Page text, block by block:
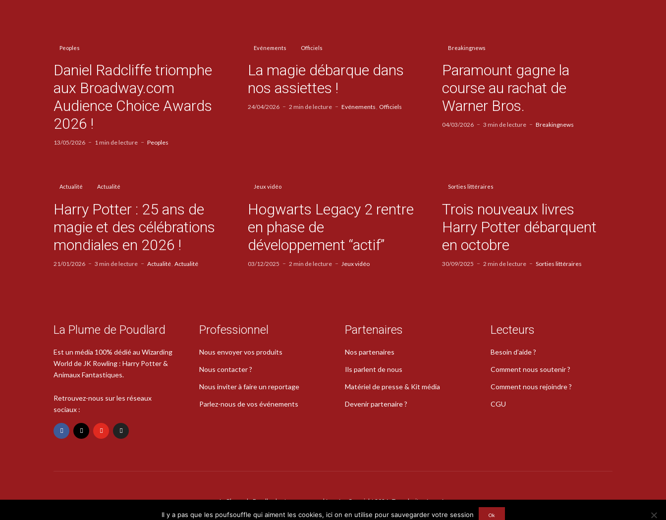
Peoples
Daniel Radcliffe triomphe
aux Broadway.com
Audience Choice Awards
2026 !
13/05/2026 1 min de lecture Peoples
Evénements Officiels
La magie débarque dans
nos assiettes !
24/04/2026 2 min de lecture Evénements Officiels
Breakingnews
Paramount gagne la
course au rachat de
Warner Bros.
04/03/2026 3 min de lecture Breakingnews
Actualité Actualité
Harry Potter : 25 ans de
magie et des célébrations
mondiales en 2026 !
21/01/2026 3 min de lecture Actualité Actualité
Jeux vidéo
Hogwarts Legacy 2 rentre
en phase de
développement “actif”
03/12/2025 2 min de lecture Jeux vidéo
Sorties littéraires
Trois nouveaux livres
Harry Potter débarquent
en octobre
30/09/2025 2 min de lecture Sorties littéraires
La Plume de Poudlard
Est un média 100% dédié au Wizarding
World de JK Rowling : Harry Potter &
Animaux Fantastiques.
Retrouvez-nous sur les réseaux
sociaux :
Professionnel
Nous envoyer vos produits
Nous contacter ?
Nous inviter à faire un reportage
Parlez-nous de vos événements
Partenaires
Nos partenaires
Ils parlent de nous
Matériel de presse & Kit média
Devenir partenaire ?
Lecteurs
Besoin d’aide ?
Comment nous soutenir ?
Comment nous rejoindre ?
CGU
La Plume de Poudlard est une marque déposée · Copyright 2026 · Tous droits réservés
Il y a pas que les poufsouffle qui aiment les cookies, ici on en utilise pour sauvegarder votre session Ok